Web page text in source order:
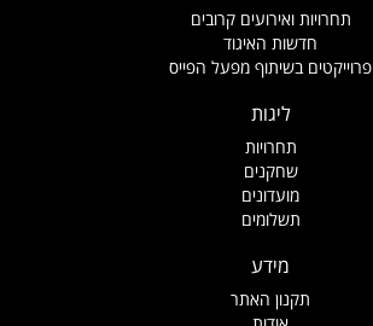
תחרויות ואירועים קרובים
חדשות האיגוד
פרוייקטים בשיתוף מפעל הפייס
ליגות
תחרויות
שחקנים
מועדונים
תשלומים
מידע
תקנון האתר